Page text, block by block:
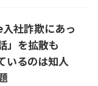
社詐欺にあっ
」を拡散も
いるのは知人